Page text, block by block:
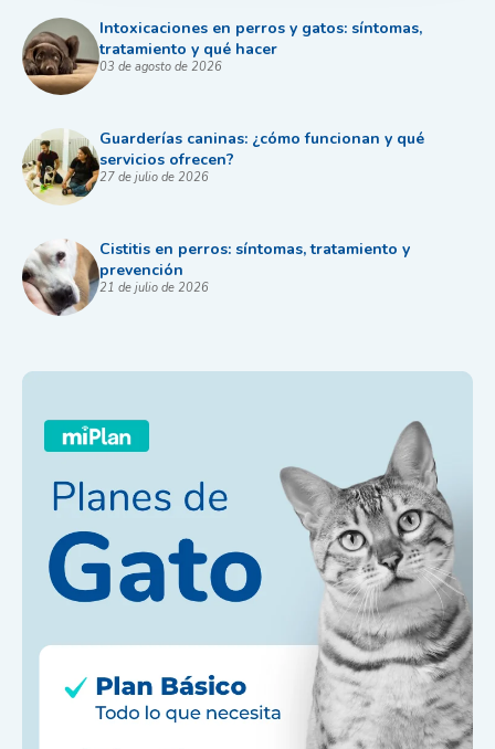
Intoxicaciones en perros y gatos: síntomas,
tratamiento y qué hacer
03 de agosto de 2026
Guarderías caninas: ¿cómo funcionan y qué
servicios ofrecen?
27 de julio de 2026
Cistitis en perros: síntomas, tratamiento y
prevención
21 de julio de 2026